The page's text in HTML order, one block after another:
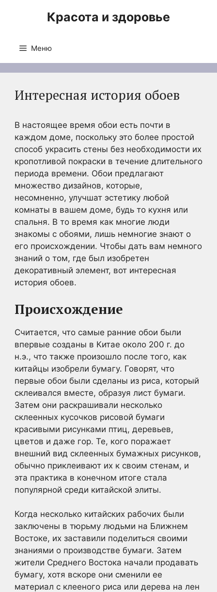
Красота и здоровье
Меню
Интересная история обоев
В настоящее время обои есть почти в
каждом доме, поскольку это более простой
способ украсить стены без необходимости их
кропотливой покраски в течение длительного
периода времени. Обои предлагают
множество дизайнов, которые,
несомненно, улучшат эстетику любой
комнаты в вашем доме, будь то кухня или
спальня. В то время как многие люди
знакомы с обоями, лишь немногие знают о
его происхождении. Чтобы дать вам немного
знаний о том, где был изобретен
декоративный элемент, вот интересная
история обоев.
Происхождение
Считается, что самые ранние обои были
впервые созданы в Китае около 200 г. до
н.э., что также произошло после того, как
китайцы изобрели бумагу. Говорят, что
первые обои были сделаны из риса, который
склеивался вместе, образуя лист бумаги.
Затем они раскрашивали несколько
склеенных кусочков рисовой бумаги
красивыми рисунками птиц, деревьев,
цветов и даже гор. Те, кого поражает
внешний вид склеенных бумажных рисунков,
обычно приклеивают их к своим стенам, и
эта практика в конечном итоге стала
популярной среди китайской элиты.
Когда несколько китайских рабочих были
заключены в тюрьму людьми на Ближнем
Востоке, их заставили поделиться своими
знаниями о производстве бумаги. Затем
жители Среднего Востока начали продавать
бумагу, хотя вскоре они сменили ее
материал с клееного риса или дерева на лен